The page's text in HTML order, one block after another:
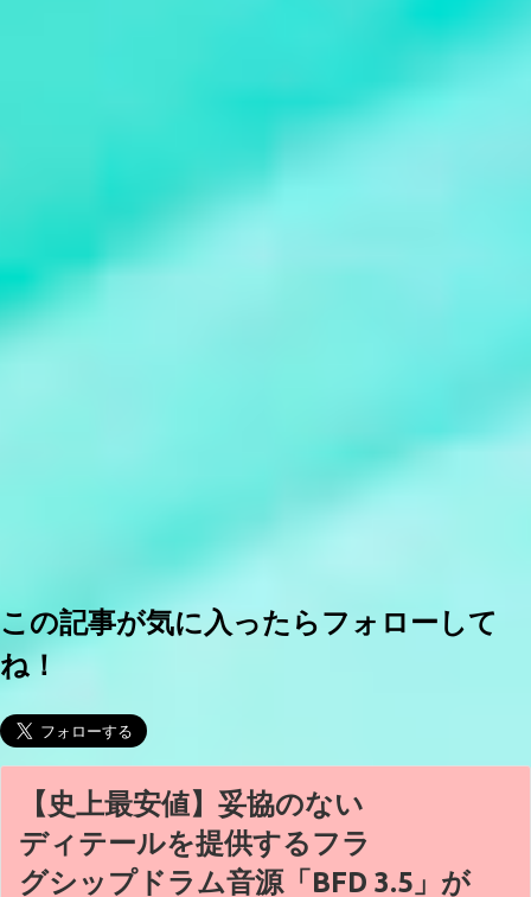
この記事が気に入ったらフォローして
ね！
【史上最安値】妥協のない
ディテールを提供するフラ
グシップドラム音源「BFD 3.5」が